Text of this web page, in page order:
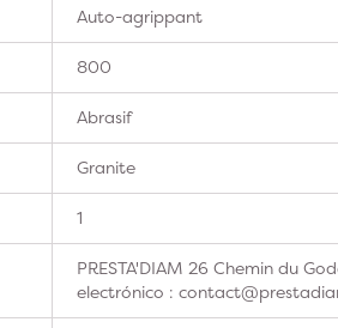
Auto-agrippant
800
Abrasif
Granite
1
PRESTA'DIAM 26 Chemin du
electrónico :